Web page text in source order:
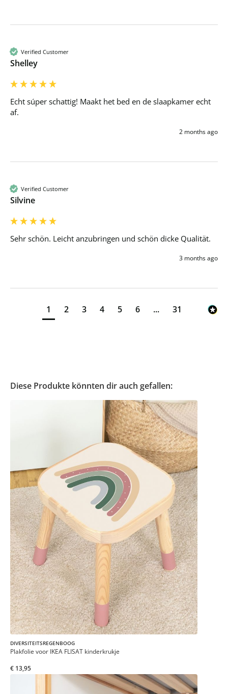
Verified Customer
Shelley
Echt súper schattig! Maakt het bed en de slaapkamer echt
af.
2 months ago
Verified Customer
Silvine
Sehr schön. Leicht anzubringen und schön dicke Qualität.
3 months ago
1 2 3 4 5 6 ... 31
Diese Produkte könnten dir auch gefallen:
DIVERSITEITSREGENBOOG
Plakfolie voor IKEA FLISAT kinderkrukje
€ 13,95